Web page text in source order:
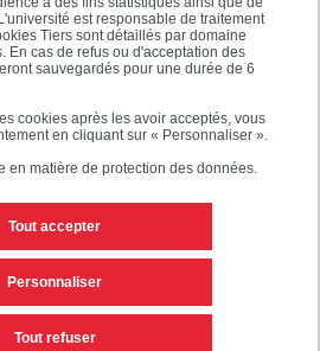
est responsable de traitement
Tiers sont détaillés par domaine
En cas de refus ou d'acceptation des
sauvegardés pour une durée de 6
cookies après les avoir acceptés, vous
en cliquant sur « Personnaliser ».
en matière de protection des données.
Tout accepter
Tout refuser
Personnaliser
légales
Plan du site